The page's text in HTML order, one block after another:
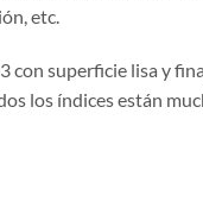
etc.
superficie lisa y
los índices están